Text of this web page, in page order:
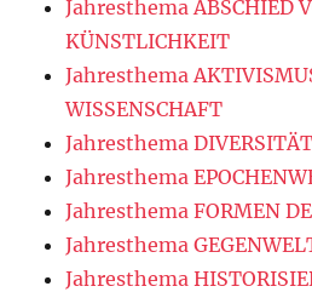
Jahresthema ABSCHIED
KÜNSTLICHKEIT
Jahresthema
WISSENSCHAFT
Jahresthema DIVERSITÄT
Jahresthema
Jahresthema FORMEN
Jahresthema
Jahresthema